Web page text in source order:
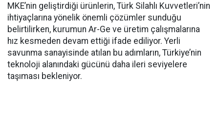
MKE’nin geliştirdiği ürünlerin, Türk Silahlı Kuvvetleri’nin
ihtiyaçlarına yönelik önemli çözümler sunduğu
belirtilirken, kurumun Ar-Ge ve üretim çalışmalarına
hız kesmeden devam ettiği ifade ediliyor. Yerli
savunma sanayisinde atılan bu adımların, Türkiye’nin
teknoloji alanındaki gücünü daha ileri seviyelere
taşıması bekleniyor.